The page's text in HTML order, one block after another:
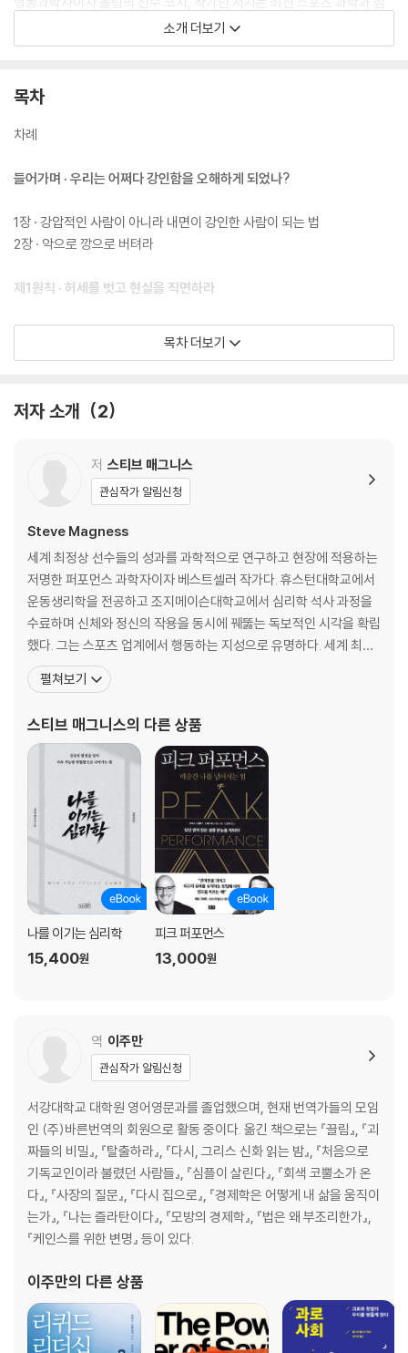
리학에 바탕을 둔 회복탄력성 모델을 다시 제안한다. 즉 독자들이 역경과
도전을 극복하는 데 도움이 되는 새로운 종류의 강인함, 즉 진정한 강인함
같은 우리들의 생리적, 감정적, 심리적 반응에 주의를 기울이고, 그러한 반
로도 통하는 면이 있지만, 가짜 강인함은 그렇지 못하다. 저자는 진정한 내
제공한다.
첫째, 허상을 버리고 현실을 받아들여 대비하라
둘째, 몸의 신호에 귀를 기울여 난관과 소통하라
넷째, 난관을 넘어서라
저자는 회복탄력성이란 무엇인지에 대한 기존의 관념을 뒤집는다. 강인함
이란 난관을 무시하는 데서 길러지는 것이 아니다. 마음챙김, 군사 사례 연
은 사람으로 나아가기 위한 로드맵을 제시한다.
소개 더보기
목차
차례
들어가며 · 우리는 어쩌다 강인함을 오해하게 되었나?
1장 · 강압적인 사람이 아니라 내면이 강인한 사람이 되는 법
2장 · 악으로 깡으로 버텨라
제1원칙 · 허세를 벗고 현실을 직면하라
3장 · 우리가 할 수 있는 일, 우리가 할 수 없는 일
4장 · 자신감은 조용하고, 불안감은 시끄럽다
제2원칙 · 몸이 하는 말에 귀를 기울여라
6장 · 감정은 독재자가 아니라 전령이다
7장 · 마음의 소리를 다스리는 법
제3원칙 · 바로 반응하지 말고 대응하라
8장 · 흔들리는 마음을 고정하기
9장 · 감정의 주인으로 사는 법
제4원칙 · 난관은 더 큰 ‘나’를 만날 기회다
10장 · 어려운 일을 하기 위한 기초 다지기
감사의 말
참고 문헌
목차 더보기
저자 소개 2
저 스티브 매그니스
관심작가 알림신청
Steve Magness
세계 최정상 선수들의 성과를 과학적으로 연구하고 현장에 적용하는
저명한 퍼포먼스 과학자이자 베스트셀러 작가다. 휴스턴대학교에서
운동생리학을 전공하고 조지메이슨대학교에서 심리학 석사 과정을
수료하며 신체와 정신의 작용을 동시에 꿰뚫는 독보적인 시각을 확립
했다. 그는 스포츠 업계에서 행동하는 지성으로 유명하다. 세계 최고
의 육상 팀이었던 ‘나이키 오리건 프로젝트’의 수석 코치로 활동할 때
자신의 경력을 걸고 팀과 헤드 코치의 조직적인 도핑 비리를 폭로하
추구하는 성과 지상주의자가 아니라 정의와 가치를 실천하는 신뢰할
펼쳐보기
스티브 매그니스의 다른 상품
나를 이기는 심리학
15,400원
피크 퍼포먼스
13,000원
역 이주만
관심작가 알림신청
서강대학교 대학원 영어영문과를 졸업했으며, 현재 번역가들의 모임
인 (주)바른번역의 회원으로 활동 중이다. 옮긴 책으로는 『끌림』, 『괴
짜들의 비밀』, 『탈출하라』, 『다시, 그리스 신화 읽는 밤』, 『처음으로
기독교인이라 불렸던 사람들』, 『심플이 살린다』, 『회색 코뿔소가 온
다』, 『사장의 질문』, 『다시 집으로』, 『경제학은 어떻게 내 삶을 움직이
는가』, 『나는 즐라탄이다』, 『모방의 경제학』, 『법은 왜 부조리한가』,
『케인스를 위한 변명』 등이 있다.
이주만의 다른 상품